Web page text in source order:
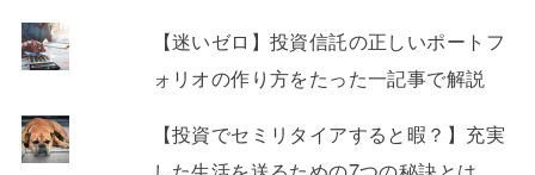
【迷いゼロ】投資信託の正しいポートフ
ォリオの作り方をたった一記事で解説
【投資でセミリタイアすると暇？】充実